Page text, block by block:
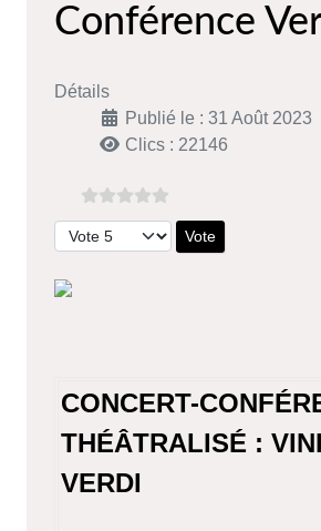
Conférence
Détails
Publié le : 31 Août 2023
Clics : 22146
Veuillez voter
CONCERT-
THÉÂTRALISÉ :
VERDI